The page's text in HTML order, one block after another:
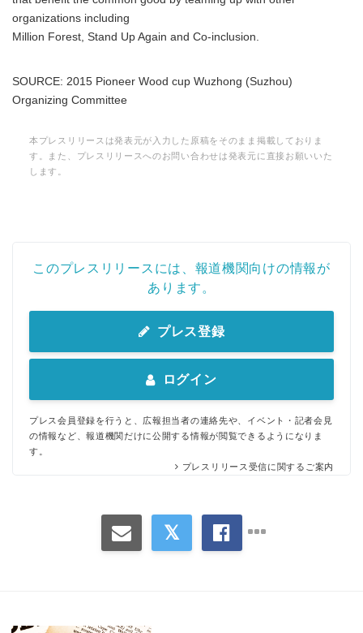
organizations including
Million Forest, Stand Up Again and Co-inclusion.
SOURCE: 2015 Pioneer Wood cup Wuzhong (Suzhou)
Organizing Committee
本プレスリリースは発表元が入力した原稿をそのまま掲載しておりま
す。また、プレスリリースへのお問い合わせは発表元に直接お願いいた
します。
このプレスリリースには、報道機関向けの情報が
あります。
プレス登録
ログイン
プレス会員登録を行うと、広報担当者の連絡先や、イベント・記者会見
の情報など、報道機関だけに公開する情報が閲覧できるようになりま
す。
プレスリリース受信に関するご案内